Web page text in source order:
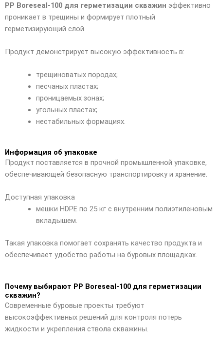
PP Boreseal-100 для герметизации скважин эффективно
проникает в трещины и формирует плотный
герметизирующий слой.
Продукт демонстрирует высокую эффективность в:
трещиноватых породах;
песчаных пластах;
проницаемых зонах;
угольных пластах;
нестабильных формациях.
Информация об упаковке
Продукт поставляется в прочной промышленной упаковке,
обеспечивающей безопасную транспортировку и хранение.
Доступная упаковка
мешки HDPE по 25 кг с внутренним полиэтиленовым
вкладышем.
Такая упаковка помогает сохранять качество продукта и
обеспечивает удобство работы на буровых площадках.
Почему выбирают PP Boreseal-100 для герметизации
скважин?
Современные буровые проекты требуют
высокоэффективных решений для контроля потерь
жидкости и укрепления ствола скважины.